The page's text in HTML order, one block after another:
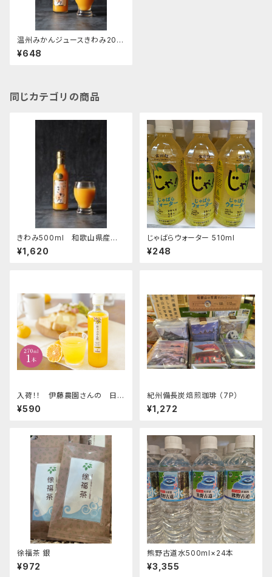
温州みかんジュースきわみ200
ml
¥648
同じカテゴリの商品
きわみ500ml 和歌山県産み
かん100％ストレートジュース
¥1,620
じゃばらウォーター 510ml
¥248
入荷！！ 伊藤農園さんの 日々
みかん酢
¥590
紀州備長炭焙煎珈琲 （7P）
¥1,272
徐福茶 銀
¥972
熊野古道水500ml×24本
¥3,355